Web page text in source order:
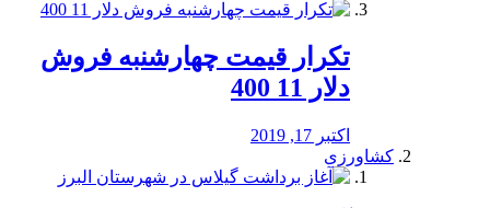
تکرار قیمت چهارشنبه فروش
دلار 11 400
اکتبر 17, 2019
کشاورزی